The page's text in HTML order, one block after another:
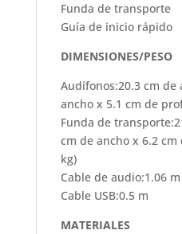
Funda de transporte
Guía de inicio rápido
DIMENSIONES/PESO
Audífonos:20.3 cm de
ancho x 5.1 cm de
Funda de
cm de ancho x 6.2
kg)
Cable de audio:1.06 m
Cable USB:0.5 m
MATERIALES